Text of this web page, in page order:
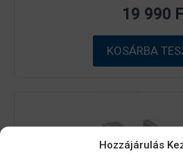
Hozzájárulás
5
ő
l
19 990
KOSÁRBA